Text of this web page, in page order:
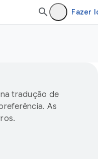
Fazer
tradução de
As